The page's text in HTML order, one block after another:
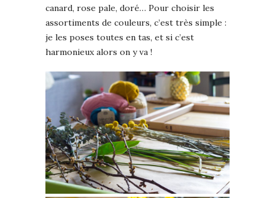
canard, rose pale, doré… Pour choisir les
assortiments de couleurs, c’est très simple :
je les poses toutes en tas, et si c’est
harmonieux alors on y va !